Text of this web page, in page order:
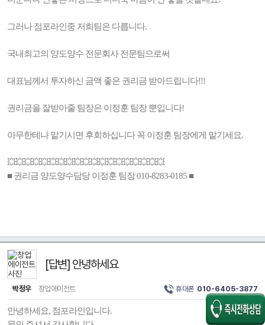
그러나 점포라인중 저희팀은 다릅니다.
국내최고의 양도양수 전문회사 전문팀으로써
대표님께서 투자하신 금액 좋은 권리금 받아드립니다!!!
권리금을 잘받아줄 팀장은 이정훈 팀장 뿐입니다!
아무한테나 맡기시면 후회하십니다 꼭 이정훈 팀장에게 맡기세요.
💥💥💥💥💥💥💥💥💥💥💥💥💥💥💥💥💥💥💥
■ 권리금 양도양수담당 이정훈 팀장 010-8283-0185 ■
[답변] 안녕하세요
박정우 창업에이전트 휴대폰 010-6405-3877
안녕하세요, 점포라인입니다.